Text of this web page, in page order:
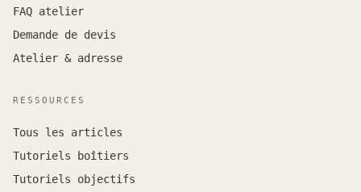
FAQ atelier
Demande de devis
Atelier & adresse
RESSOURCES
Tous les articles
Tutoriels boîtiers
Tutoriels objectifs